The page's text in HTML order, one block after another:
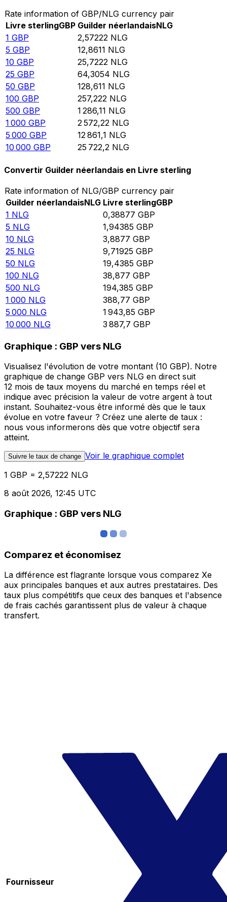
Rate information of GBP/NLG currency pair
Livre sterlingGBP Guilder néerlandaisNLG
1 GBP 2,57222 NLG
5 GBP 12,8611 NLG
10 GBP 25,7222 NLG
25 GBP 64,3054 NLG
50 GBP 128,611 NLG
100 GBP 257,222 NLG
500 GBP 1 286,11 NLG
1 000 GBP 2 572,22 NLG
5 000 GBP 12 861,1 NLG
10 000 GBP 25 722,2 NLG
Convertir Guilder néerlandais en Livre sterling
Rate information of NLG/GBP currency pair
Guilder néerlandaisNLG Livre sterlingGBP
1 NLG 0,38877 GBP
5 NLG 1,94385 GBP
10 NLG 3,8877 GBP
25 NLG 9,71925 GBP
50 NLG 19,4385 GBP
100 NLG 38,877 GBP
500 NLG 194,385 GBP
1 000 NLG 388,77 GBP
5 000 NLG 1 943,85 GBP
10 000 NLG 3 887,7 GBP
Graphique : GBP vers NLG
Visualisez l'évolution de votre montant (10 GBP). Notre
graphique de change GBP vers NLG en direct suit
12 mois de taux moyens du marché en temps réel et
indique avec précision la valeur de votre argent à tout
instant. Souhaitez-vous être informé dès que le taux
évolue en votre faveur ? Créez une alerte de taux :
nous vous informerons dès que votre objectif sera
atteint.
Suivre le taux de change Voir le graphique complet
1 GBP = 2,57222 NLG
8 août 2026, 12:45 UTC
Graphique : GBP vers NLG
Comparez et économisez
La différence est flagrante lorsque vous comparez Xe
aux principales banques et aux autres prestataires. Des
taux plus compétitifs que ceux des banques et l'absence
de frais cachés garantissent plus de valeur à chaque
transfert.
Fournisseur